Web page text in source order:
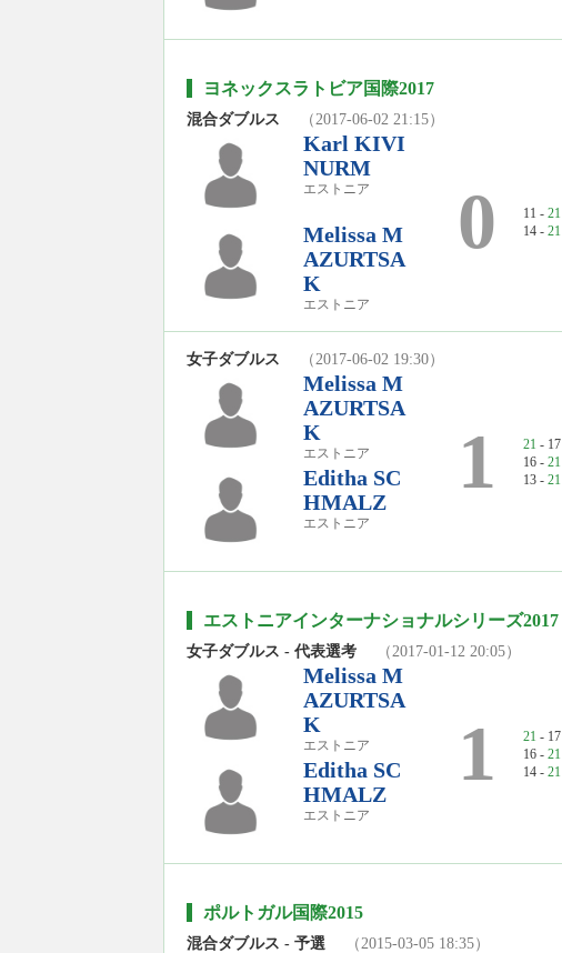
ヨネックスラトビア国際2017
混合ダブルス （2017-06-02 21:15）
Karl KIVI
NURM
エストニア
Melissa M
AZURTSA
K
エストニア
0 11 - 21
14 - 21
女子ダブルス （2017-06-02 19:30）
Melissa M
AZURTSA
K
エストニア
Editha SC
HMALZ
エストニア
1 21 - 17
16 - 21
13 - 21
エストニアインターナショナルシリーズ2017
女子ダブルス - 代表選考 （2017-01-12 20:05）
Melissa M
AZURTSA
K
エストニア
Editha SC
HMALZ
エストニア
1 21 - 17
16 - 21
14 - 21
ポルトガル国際2015
混合ダブルス - 予選 （2015-03-05 18:35）